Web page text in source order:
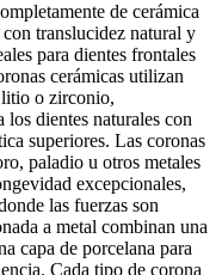
de cerámica
translucidez natural y
para dientes frontales
cerámicas utilizan
litio o zirconio,
dientes naturales con
superiores. Las coronas
paladio u otros metales
excepcionales,
las fuerzas son
a metal combinan una
capa de porcelana para
Cada tipo de corona